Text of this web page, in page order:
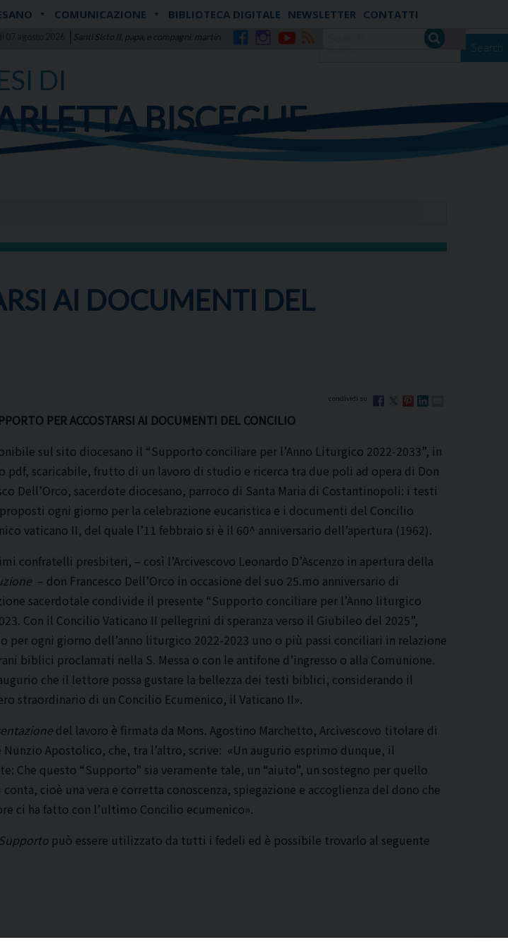
Santi Sisto II, papa, e compagni, martiri
COMUNICAZIONE BIBLIOTECA DIGITALE NEWSLETTER CONTATTI
Search
DI
BISCEGLIE
AI DOCUMENTI DEL
PER ACCOSTARSI AI DOCUMENTI DEL CONCILIO
sul sito diocesano il “Supporto conciliare per l’Anno Liturgico 2022-2033”, in
pdf, scaricabile, frutto di un lavoro di studio e ricerca tra due poli ad opera di Don
Dell’Orco, sacerdote diocesano, parroco di Santa Maria di Costantinopoli: i testi
ogni giorno per la celebrazione eucaristica e i documenti del Concilio
vaticano II, del quale l’11 febbraio si è il 60^ anniversario dell’apertura (1962).
confratelli presbiteri, – così l’Arcivescovo Leonardo D’Ascenzo in apertura della
– don Francesco Dell’Orco in occasione del suo 25.mo anniversario di
sacerdotale condivide il presente “Supporto conciliare per l’Anno liturgico
Con il Concilio Vaticano II pellegrini di speranza verso il Giubileo del 2025”,
per ogni giorno dell’anno liturgico 2022-2023 uno o più passi conciliari in relazione
biblici proclamati nella S. Messa o con le antifone d’ingresso o alla Comunione.
augurio che il lettore possa gustare la bellezza dei testi biblici, considerando il
straordinario di un Concilio Ecumenico, il Vaticano II».
del lavoro è firmata da Mons. Agostino Marchetto, Arcivescovo titolare di
Nunzio Apostolico, che, tra l’altro, scrive: «Un augurio esprimo dunque, il
Che questo “Supporto” sia veramente tale, un “aiuto”, un sostegno per quello
conta, cioè una vera e corretta conoscenza, spiegazione e accoglienza del dono che
ci ha fatto con l’ultimo Concilio ecumenico».
può essere utilizzato da tutti i fedeli ed è possibile trovarlo al seguente